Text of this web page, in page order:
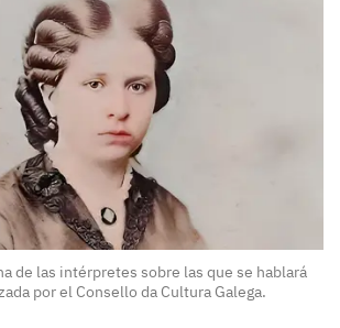
de las intérpretes sobre las que se hablará
por el Consello da Cultura Galega.